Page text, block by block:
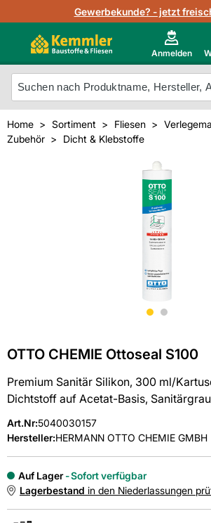
Gewerbekunde? - jetzt
Anmelden
Lagerbestand in Echtzeit
Nutzerverwaltung
Photovoltaik Konfigurator
Projektlisten
Technische Daten & Merkblätter
Neu im Onlineshop?
Mein Konto
Meistverkaufte Produkte
Home Sortiment Fliesen
Zubehör
Dicht & Klebstoffe
OTTO CHEMIE Ottoseal S100
Premium Sanitär Silikon, 300 ml/
Dichtstoff auf Acetat-Basis, Sanitärgrau
Art.Nr:5040030157
Hersteller:HERMANN OTTO CHEMIE GMBH
Auf Lager
Sofort verfügbar
Lagerbestand in den Niederlassungen